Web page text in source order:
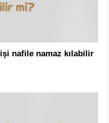
nafile namaz kılabilir